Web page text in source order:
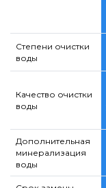
Степени очистки
воды
Качество очистки
воды
Дополнительная
минерализация
воды